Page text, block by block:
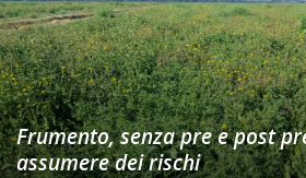
Frumento, senza pre e post
assumere dei rischi